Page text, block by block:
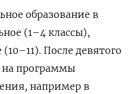
образование в
(1–4 классы),
После девятого
на программы
например в